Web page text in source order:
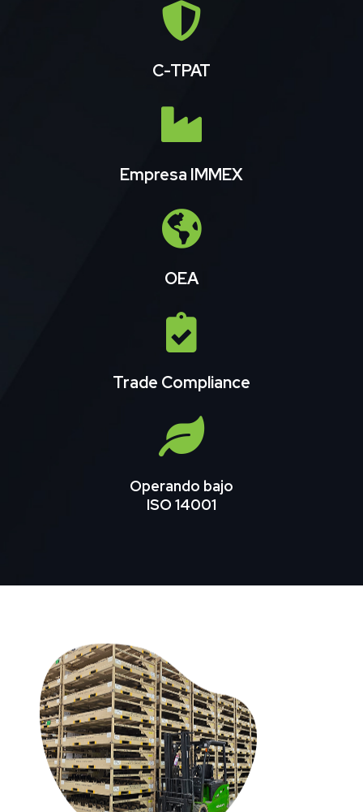
C-TPAT
Empresa IMMEX
OEA
Trade Compliance
Operando bajo
ISO 14001